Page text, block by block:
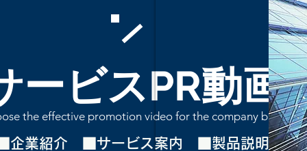
ービスPR動画
the effective promotion video for the company best
企業紹介 ■サービス案内 ​■製品説明